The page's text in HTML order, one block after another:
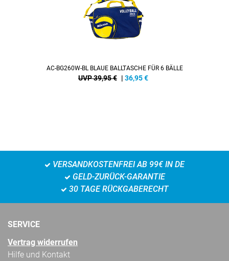
AC-BG260W-BL BLAUE BALLTASCHE FÜR 6 BÄLLE
UVP 39,95 € | 36,95€
VERSANDKOSTENFREI AB 99€ IN DE
GELD-ZURÜCK-GARANTIE
30 TAGE RÜCKGABERECHT
SERVICE
Vertrag widerrufen
Hilfe und Kontakt